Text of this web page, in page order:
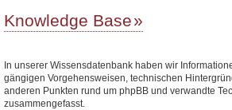
Knowledge Base
In unserer Wissensdatenbank haben wir
gängigen Vorgehensweisen, technischen
anderen Punkten rund um phpBB und verwandte
zusammengefasst.